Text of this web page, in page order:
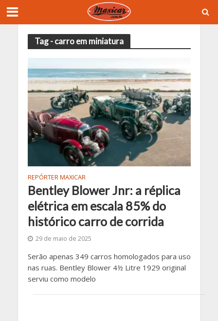
Tag - carro em miniatura
REPÓRTER MAXICAR
Bentley Blower Jnr: a réplica
elétrica em escala 85% do
histórico carro de corrida
29 de maio de 2025
Serão apenas 349 carros homologados para uso
nas ruas. Bentley Blower 4½ Litre 1929 original
serviu como modelo